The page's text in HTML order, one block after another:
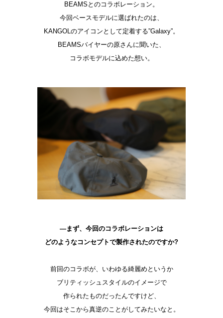
BEAMSとのコラボレーション。
今回ベースモデルに選ばれたのは、
KANGOLのアイコンとして定着する”Galaxy”。
BEAMSバイヤーの原さんに聞いた、
コラボモデルに込めた想い。
―まず、今回のコラボレーションは
どのようなコンセプトで製作されたのですか?
前回のコラボが、いわゆる綺麗めというか
ブリティッシュスタイルのイメージで
作られたものだったんですけど、
今回はそこから真逆のことがしてみたいなと。